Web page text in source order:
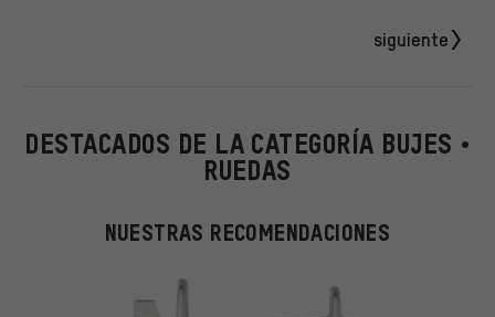
siguiente
DESTACADOS DE LA CATEGORÍA BUJES •
RUEDAS
NUESTRAS RECOMENDACIONES